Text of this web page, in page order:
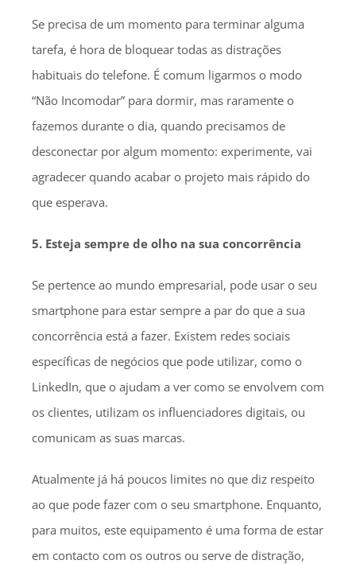
Se precisa de um momento para terminar alguma
tarefa, é hora de bloquear todas as distrações
habituais do telefone. É comum ligarmos o modo
“Não Incomodar” para dormir, mas raramente o
fazemos durante o dia, quando precisamos de
desconectar por algum momento: experimente, vai
agradecer quando acabar o projeto mais rápido do
que esperava.
5. Esteja sempre de olho na sua concorrência
Se pertence ao mundo empresarial, pode usar o seu
smartphone para estar sempre a par do que a sua
concorrência está a fazer. Existem redes sociais
específicas de negócios que pode utilizar, como o
LinkedIn, que o ajudam a ver como se envolvem com
os clientes, utilizam os influenciadores digitais, ou
comunicam as suas marcas.
Atualmente já há poucos limites no que diz respeito
ao que pode fazer com o seu smartphone. Enquanto,
para muitos, este equipamento é uma forma de estar
em contacto com os outros ou serve de distração,